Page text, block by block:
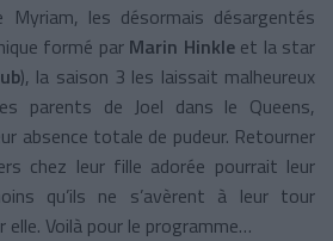
les désormais désargentés
formé par Marin Hinkleet la star
), la saison 3 les laissait malheureux
parents de Joel dans le Queens,
absence totale de pudeur. Retourner
chez leur fille adorée pourrait leur
qu’ils ne s’avèrent à leur tour
elle. Voilà pour le programme…